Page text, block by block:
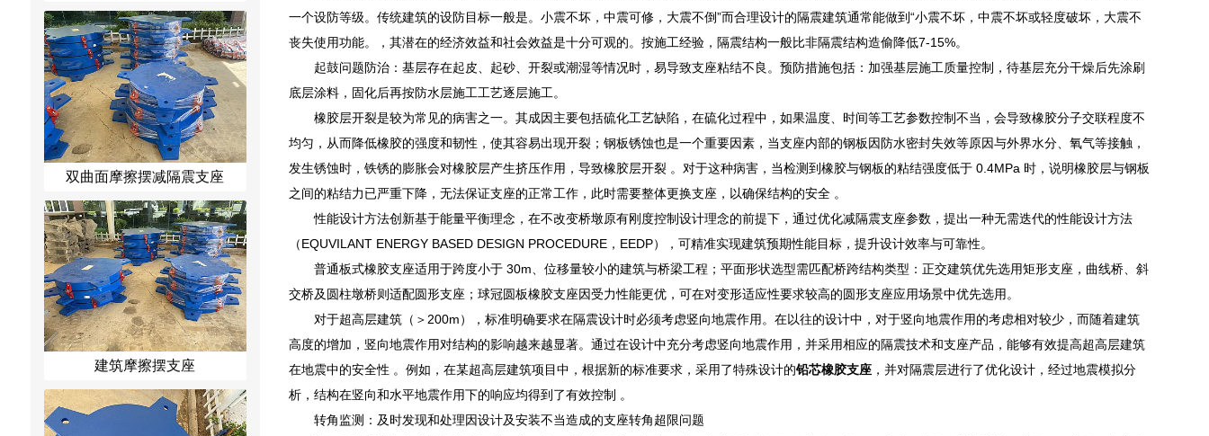
双曲面摩擦摆减隔震支座
建筑摩擦摆支座
一个设防等级。传统建筑的设防目标一般是。小震不坏，中震可修，大震不倒”而合理设计的隔震建筑通常能做到“小震不坏，中震不坏或轻度破坏，大震不
丧失使用功能。，其潜在的经济效益和社会效益是十分可观的。按施工经验，隔震结构一般比非隔震结构造偷降低7-15%。
起鼓问题防治：基层存在起皮、起砂、开裂或潮湿等情况时，易导致支座粘结不良。预防措施包括：加强基层施工质量控制，待基层充分干燥后先涂刷
底层涂料，固化后再按防水层施工工艺逐层施工。
橡胶层开裂是较为常见的病害之一。其成因主要包括硫化工艺缺陷，在硫化过程中，如果温度、时间等工艺参数控制不当，会导致橡胶分子交联程度不
均匀，从而降低橡胶的强度和韧性，使其容易出现开裂；钢板锈蚀也是一个重要因素，当支座内部的钢板因防水密封失效等原因与外界水分、氧气等接触，
发生锈蚀时，铁锈的膨胀会对橡胶层产生挤压作用，导致橡胶层开裂 。对于这种病害，当检测到橡胶与钢板的粘结强度低于 0.4MPa 时，说明橡胶层与钢板
之间的粘结力已严重下降，无法保证支座的正常工作，此时需要整体更换支座，以确保结构的安全 。
性能设计方法创新基于能量平衡理念，在不改变桥墩原有刚度控制设计理念的前提下，通过优化减隔震支座参数，提出一种无需迭代的性能设计方法
（EQUVILANT ENERGY BASED DESIGN PROCEDURE，EEDP），可精准实现建筑预期性能目标，提升设计效率与可靠性。
普通板式橡胶支座适用于跨度小于 30m、位移量较小的建筑与桥梁工程；平面形状选型需匹配桥跨结构类型：正交建筑优先选用矩形支座，曲线桥、斜
交桥及圆柱墩桥则适配圆形支座；球冠圆板橡胶支座因受力性能更优，可在对变形适应性要求较高的圆形支座应用场景中优先选用。
对于超高层建筑（＞200m），标准明确要求在隔震设计时必须考虑竖向地震作用。在以往的设计中，对于竖向地震作用的考虑相对较少，而随着建筑
高度的增加，竖向地震作用对结构的影响越来越显著。通过在设计中充分考虑竖向地震作用，并采用相应的隔震技术和支座产品，能够有效提高超高层建筑
在地震中的安全性 。例如，在某超高层建筑项目中，根据新的标准要求，采用了特殊设计的铅芯橡胶支座，并对隔震层进行了优化设计，经过地震模拟分
析，结构在竖向和水平地震作用下的响应均得到了有效控制 。
转角监测：及时发现和处理因设计及安装不当造成的支座转角超限问题